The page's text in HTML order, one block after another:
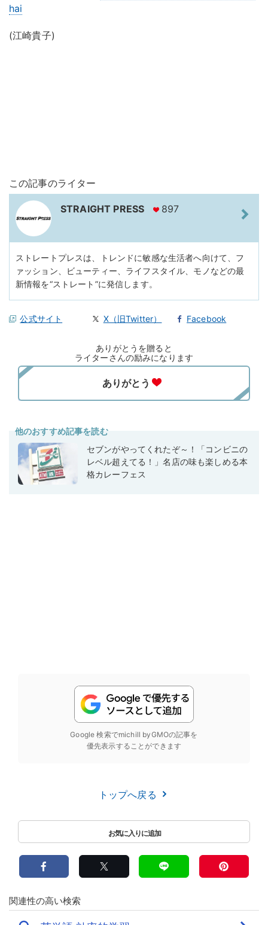
hai
(江崎貴子)
この記事のライター
STRAIGHT PRESS 897
ストレートプレスは、トレンドに敏感な生活者へ向けて、フ
ァッション、ビューティー、ライフスタイル、モノなどの最
新情報を“ストレート”に発信します。
公式サイト X（旧Twitter） Facebook
ありがとうを贈ると
ライターさんの励みになります
他のおすすめ記事を読む
セブンがやってくれたぞ～！「コンビニの
レベル超えてる！」名店の味も楽しめる本
格カレーフェス
Google 検索でmichill byGMOの記事を
優先表示することができます
トップへ戻る